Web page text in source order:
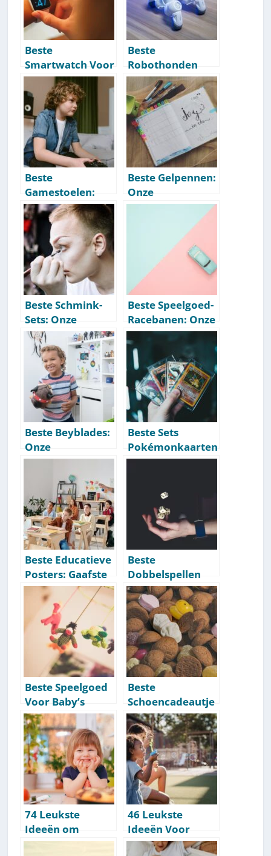
Beste
Smartwatch Voor
Kinderen: Onze
Aanbevelingen
[Getest] [2026]
Beste
Robothonden
Voor Kinderen:
Onze
Aanbevelingen
[Getest] [2026]
Beste
Gamestoelen:
Onze
Aanbevelingen
[Getest] [2026]
Beste Gelpennen:
Onze
Aanbevelingen
[Getest] [2026]
Beste Schmink-
Sets: Onze
Aanbevelingen
[Getest] [2026]
Beste Speelgoed-
Racebanen: Onze
Aanbevelingen
[Getest] [2026]
Beste Beyblades:
Onze
Aanbevelingen
[Getest] [2026]
Beste Sets
Pokémonkaarten
Om Te Kopen:
Aanbevelingen
[Getest] [2026]
Beste Educatieve
Posters: Gaafste
Aanraders [Top
10]
Beste
Dobbelspellen
Die Wij Aanraden:
Getest [Top 10]
Beste Speelgoed
Voor Baby’s
Onder 1 Jaar [Top
10]
Beste
Schoencadeautje
s Per Leeftijd &
Prijsklasse
[Ideeën&
Inspiratie]
74 Leukste
Ideeën om
Binnen Te Doen
46 Leukste
Ideeën Voor
Buiten Met